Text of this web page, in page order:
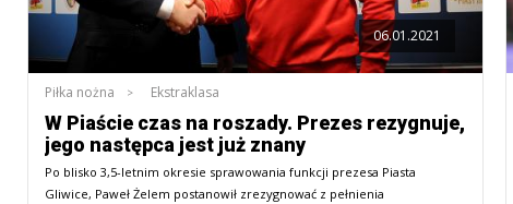
06.01.2021
Piłka nożna Ekstraklasa
W Piaście czas na roszady. Prezes rezygnuje,
jego następca jest już znany
Po blisko 3,5-letnim okresie sprawowania funkcji prezesa Piasta
Gliwice, Paweł Żelem postanowił zrezygnować z pełnienia